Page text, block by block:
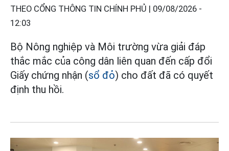
THEO CỔNG THÔNG TIN CHÍNH PHỦ | 09/08/2026 -
12:03
Bộ Nông nghiệp và Môi trường vừa giải đáp
thắc mắc của công dân liên quan đến cấp đổi
Giấy chứng nhận (sổ đỏ) cho đất đã có quyết
định thu hồi.